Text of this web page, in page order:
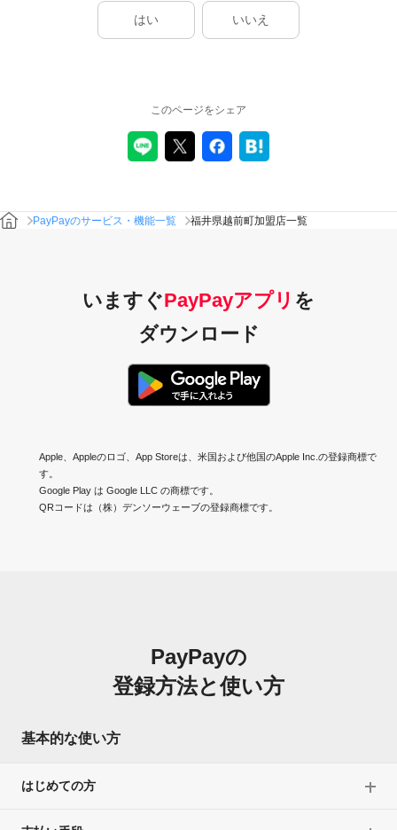
はい いいえ
このページをシェア
PayPayのサービス・機能一覧 福井県越前町加盟店一覧
いますぐPayPayアプリ を
ダウンロード
Apple、Appleのロゴ、App Storeは、米国および他国のApple Inc.の登録商標で
す。
Google Play は Google LLC の商標です。
QRコードは（株）デンソーウェーブの登録商標です。
PayPayの
登録方法と使い方
基本的な使い方
はじめての方